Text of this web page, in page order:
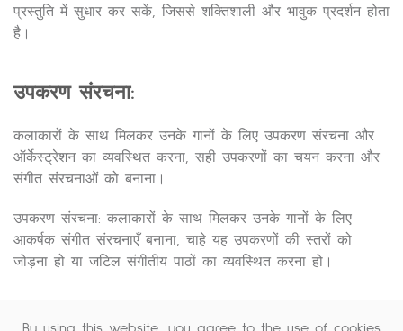
प्रस्तुति में सुधार कर सकें, जिससे शक्तिशाली और भावुक प्रदर्शन होता
है।
उपकरण संरचना:
कलाकारों के साथ मिलकर उनके गानों के लिए उपकरण संरचना और
ऑर्केस्ट्रेशन का व्यवस्थित करना, सही उपकरणों का चयन करना और
संगीत संरचनाओं को बनाना।
उपकरण संरचना: कलाकारों के साथ मिलकर उनके गानों के लिए
आकर्षक संगीत संरचनाएँ बनाना, चाहे यह उपकरणों की स्तरों को
जोड़ना हो या जटिल संगीतीय पाठों का व्यवस्थित करना हो।
ध्वनि डिज़ाइन: